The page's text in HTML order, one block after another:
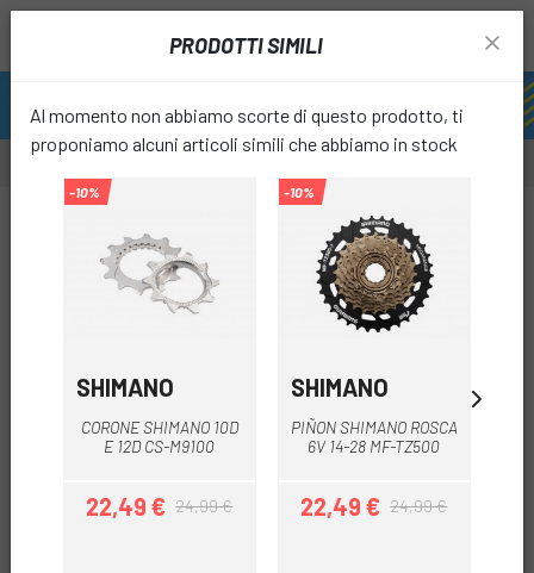
PRODOTTI SIMILI
Al momento non abbiamo scorte di questo prodotto, ti
proponiamo alcuni articoli simili che abbiamo in stock
-10%
SHIMANO
CORONE SHIMANO 10D
E 12D CS-M9100
Prezzo
22,49 €Prezzo base
24,99 €
-10%
SHIMANO
PIÑON SHIMANO ROSCA
6V 14-28 MF-TZ500
Prezzo
22,49 €Prezzo base
24,99 €